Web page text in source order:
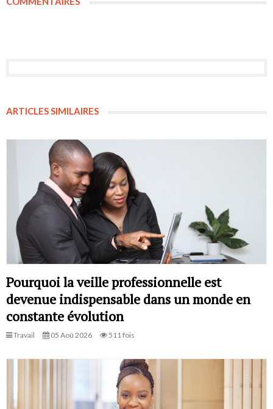
ARTICLES SIMILAIRES
Pourquoi la veille professionnelle est
devenue indispensable dans un monde en
constante évolution
Travail 05 Aoû 2026 511 fois